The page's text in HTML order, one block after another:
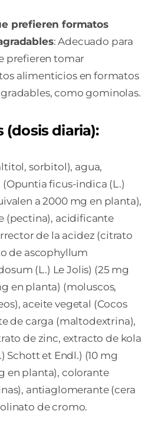
prefieren formatos
: Adecuado para
prefieren tomar
alimenticios en formatos
como gominolas.
(dosis diaria):
sorbitol), agua,
ficus-indica (L.)
a 2000 mg en planta),
(pectina), acidificante
de la acidez (citrato
de ascophyllum
(L.) Le Jolis) (25 mg
en planta) (moluscos,
aceite vegetal (Cocos
de carga (maltodextrina),
de zinc, extracto de kola
Schott et Endl.) (10 mg
en planta), colorante
antiaglomerante (cera
de cromo.